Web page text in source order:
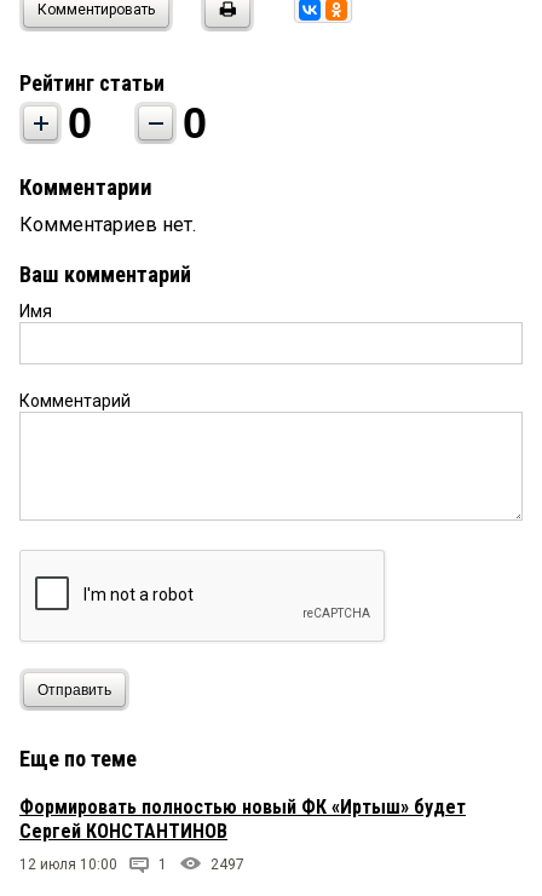
Комментировать
Рейтинг статьи
0 0
Комментарии
Комментариев нет.
Ваш комментарий
Имя
Комментарий
Отправить
Еще по теме
Формировать полностью новый ФК «Иртыш» будет
Сергей КОНСТАНТИНОВ
12 июля 10:00 1 2497